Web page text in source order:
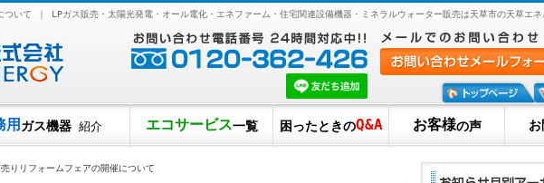
いて ｜ LPガス販売・太陽光発電・オール電化・エネファーム・住宅関連設備機器・ミネラルウォーター販売は天草市の天草エネ
用 ガス機器 紹介 エコサービス一覧 困ったときのQ&A お客様の声
リフォームフェアの開催について